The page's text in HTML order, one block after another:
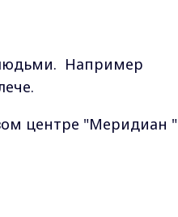
людьми. Например
центре "Меридиан "